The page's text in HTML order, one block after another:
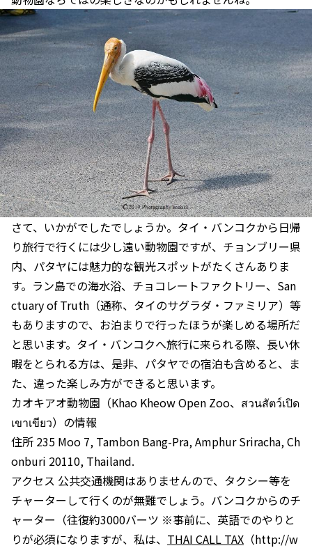
さて、いかがでしたでしょうか。タイ・バンコクから日帰
り旅行で行くには少し遠い動物園ですが、チョンブリー県
内、パタヤには魅力的な観光スポットがたくさんありま
す。ラン島での海水浴、チョコレートファクトリー、San
ctuary of Truth（通称、タイのサグラダ・ファミリア）等
もありますので、お泊まりで行ったほうが楽しめる場所だ
と思います。タイ・バンコクへ旅行に来られる際、長い休
暇をとられる方は、是非、パタヤでの宿泊も含めると、ま
た、違った楽しみ方ができると思います。
カオキアオ動物園（Khao Kheow Open Zoo、สวนสัตว์เปิด
เขาเขียว）の情報
住所 235 Moo 7, Tambon Bang-Pra, Amphur Sriracha, Ch
onburi 20110, Thailand.
アクセス 公共交通機関はありませんので、タクシー等を
チャーターして行くのが無難でしょう。バンコクからのチ
ャーター（往復約3000バーツ ※事前に、英語でのやりと
りが必須になりますが、私は、 THAI CALL TAX （http://w